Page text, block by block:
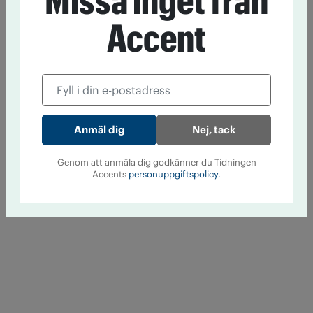
Accent
Nej, tack
Genom att anmäla dig godkänner du Tidningen
Accents personuppgiftspolicy.